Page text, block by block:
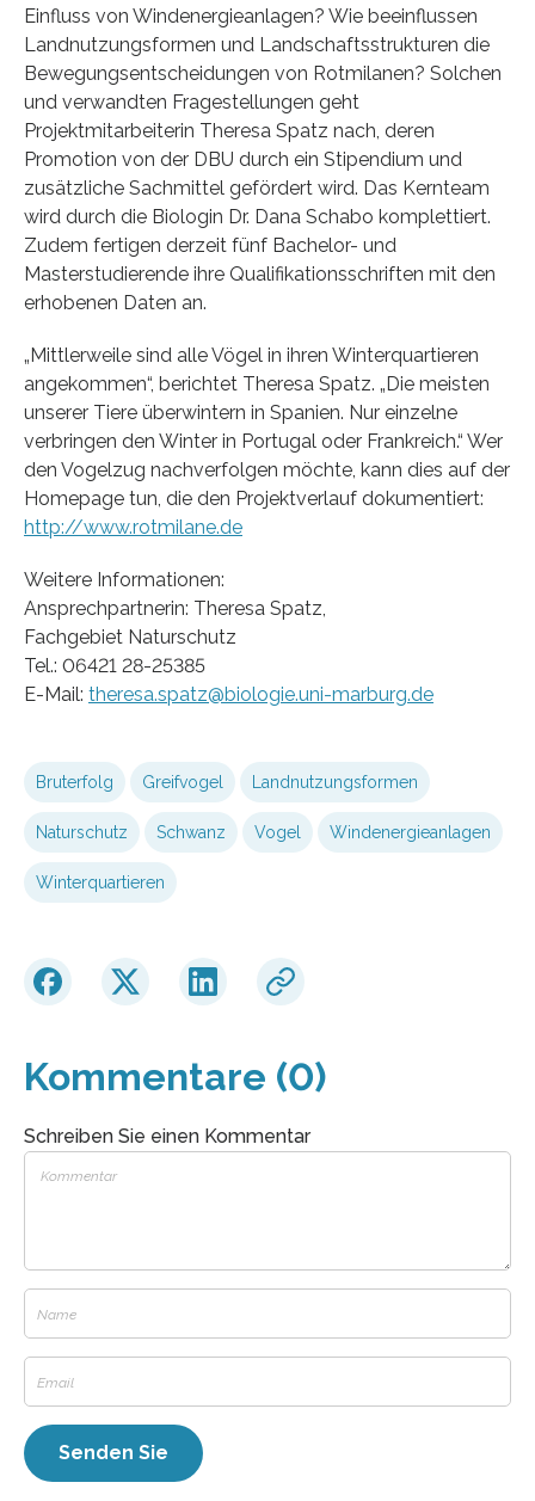
Einfluss von Windenergieanlagen? Wie beeinflussen
Landnutzungsformen und Landschaftsstrukturen die
Bewegungsentscheidungen von Rotmilanen? Solchen
und verwandten Fragestellungen geht
Projektmitarbeiterin Theresa Spatz nach, deren
Promotion von der DBU durch ein Stipendium und
zusätzliche Sachmittel gefördert wird. Das Kernteam
wird durch die Biologin Dr. Dana Schabo komplettiert.
Zudem fertigen derzeit fünf Bachelor- und
Masterstudierende ihre Qualifikationsschriften mit den
erhobenen Daten an.
„Mittlerweile sind alle Vögel in ihren Winterquartieren
angekommen“, berichtet Theresa Spatz. „Die meisten
unserer Tiere überwintern in Spanien. Nur einzelne
verbringen den Winter in Portugal oder Frankreich.“ Wer
den Vogelzug nachverfolgen möchte, kann dies auf der
Homepage tun, die den Projektverlauf dokumentiert:
http://www.rotmilane.de
Weitere Informationen:
Ansprechpartnerin: Theresa Spatz,
Fachgebiet Naturschutz
Tel.: 06421 28-25385
E-Mail: theresa.spatz@biologie.uni-marburg.de
Bruterfolg Greifvogel Landnutzungsformen
Naturschutz Schwanz Vogel Windenergieanlagen
Winterquartieren
Kommentare (0)
Schreiben Sie einen Kommentar